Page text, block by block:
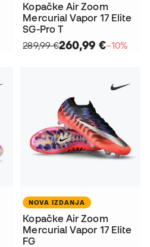
Kopačke Air Zoom
Mercurial Vapor 17 Elite
SG-Pro T
289,99 €260,99 €−10%
NOVA IZDANJA
Kopačke Air Zoom
Mercurial Vapor 17 Elite
FG